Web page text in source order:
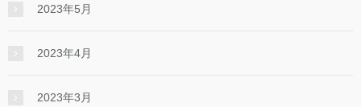
2023年5月
2023年4月
2023年3月